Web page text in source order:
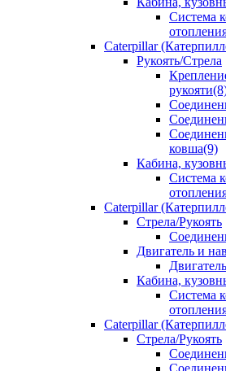
Система
Caterpillar
Рукоять/Стрела
ковша(9)
Кабина,
Система
Caterpillar
Стрела/Рукоять
Двигатель и
Кабина,
Система
Caterpillar
Стрела/Рукоять